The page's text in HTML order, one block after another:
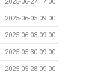
2025-06-05 09:00
2025-06-03 09:00
2025-05-30 09:00
2025-05-28 09:00